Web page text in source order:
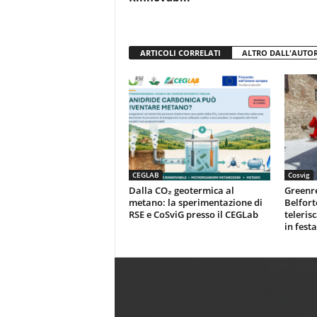
ARTICOLI CORRELATI ALTRO
CEGLAB
Dalla CO₂ geotermica al
metano: la sperimentazione di
RSE e CoSviG presso il CEGLab
Cosvig
in